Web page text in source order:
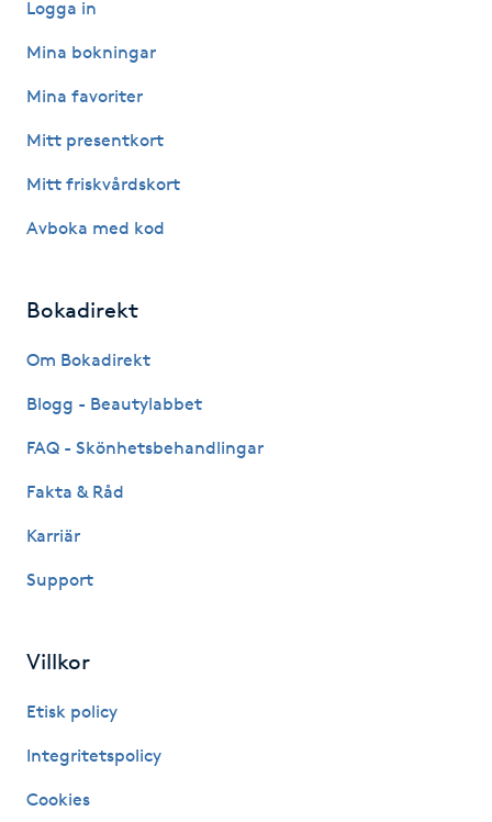
Japansk massage
Katun fransar
Kemisk peeling
Keratinbehandling
Kinesiologi
Kinesisk medicin
Kiropraktik
Klangmassage
Klippning & Slingor
Klippning ungdom
Koppningsmassage
Logga in
Mina bokningar
Mina favoriter
Mitt presentkort
Mitt friskvårdskort
Avboka med kod
Bokadirekt
Om Bokadirekt
Blogg - Beautylabbet
FAQ - Skönhetsbehandlingar
Fakta & Råd
Karriär
Support
Villkor
Etisk policy
Integritetspolicy
Cookies